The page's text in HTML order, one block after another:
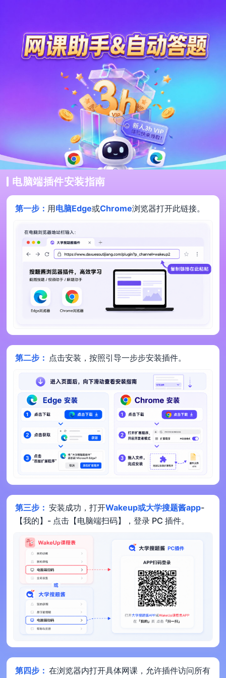
电脑端插件安装指南
第一步： 用电脑Edge或Chrome浏览器打开此链接。
第二步： 点击安装，按照引导一步步安装插件。
第三步： 安装成功，打开Wakeup或大学搜题酱app-
【我的】- 点击【电脑端扫码】，登录 PC 插件。
第四步： 在浏览器内打开具体网课，允许插件访问所有